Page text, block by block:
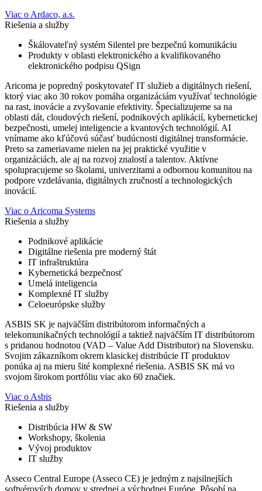
Viac o Ardaco, a.s.
Riešenia a služby
Škálovateľný systém Silentel pre bezpečnú komunikáciu
Produkty v oblasti elektronického a kvalifikovaného
elektronického podpisu QSign
Aricoma je popredný poskytovateľ IT služieb a digitálnych riešení,
ktorý viac ako 30 rokov pomáha organizáciám využívať technológie
na rast, inovácie a zvyšovanie efektivity. Špecializujeme sa na
oblasti dát, cloudových riešení, podnikových aplikácií, kybernetickej
bezpečnosti, umelej inteligencie a kvantových technológií. AI
vnímame ako kľúčovú súčasť budúcnosti digitálnej transformácie.
Preto sa zameriavame nielen na jej praktické využitie v
organizáciách, ale aj na rozvoj znalostí a talentov. Aktívne
spolupracujeme so školami, univerzitami a odbornou komunitou na
podpore vzdelávania, digitálnych zručností a technologických
inovácií.
Viac o Aricoma Systems
Riešenia a služby
Podnikové aplikácie
Digitálne riešenia pre moderný štát
IT infraštruktúra
Kybernetická bezpečnosť
Umelá inteligencia
Komplexné IT služby
Celoeurópske služby
ASBIS SK je najväčším distribútorom informačných a
telekomunikačných technológií a taktiež najväčším IT distribútorom
s pridanou hodnotou (VAD – Value Add Distributor) na Slovensku.
Svojim zákazníkom okrem klasickej distribúcie IT produktov
ponúka aj na mieru šité komplexné riešenia. ASBIS SK má vo
svojom širokom portfóliu viac ako 60 značiek.
Viac o Asbis
Riešenia a služby
Distribúcia HW & SW
Workshopy, školenia
Vývoj produktov
IT služby
Asseco Central Europe (Asseco CE) je jedným z najsilnejších
softvérových domov v strednej a východnej Európe. Pôsobí na